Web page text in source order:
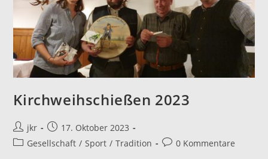
Kirchweihschießen 2023
Beitrags-
Autor:
jkr
Beitrag
veröffentlicht:
17. Oktober 2023
Beitrags-
Gesellschaft / Sport / Tradition
Beitrags-
0 Kommentare